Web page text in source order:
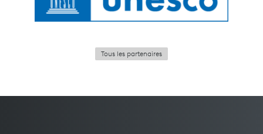
Tous les partenaires